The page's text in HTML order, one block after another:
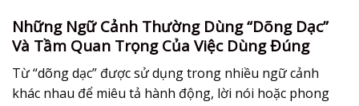
Những Ngữ Cảnh Thường Dùng “Dõng Dạc”
Và Tầm Quan Trọng Của Việc Dùng Đúng
Từ “dõng dạc” được sử dụng trong nhiều ngữ cảnh
khác nhau để miêu tả hành động, lời nói hoặc phong